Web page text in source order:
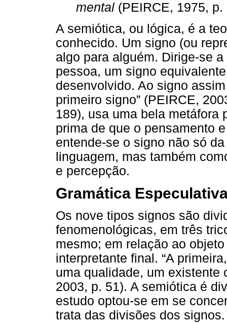
mental (PEIRCE, 1975, p.
A semiótica, ou lógica, é a
conhecido. Um signo (ou
algo para alguém. Dirige-se
pessoa, um signo
desenvolvido. Ao signo
primeiro signo” (PEIRCE,
189), usa uma bela metáfora
prima de que o pensamento
entende-se o signo não só
linguagem, mas também
e percepção.
Gramática
Os nove tipos signos são
fenomenológicas, em três
mesmo; em relação ao
interpretante final. “A
uma qualidade, um existente
2003, p. 51). A semiótica é
estudo optou-se em se
trata das divisões dos signos.